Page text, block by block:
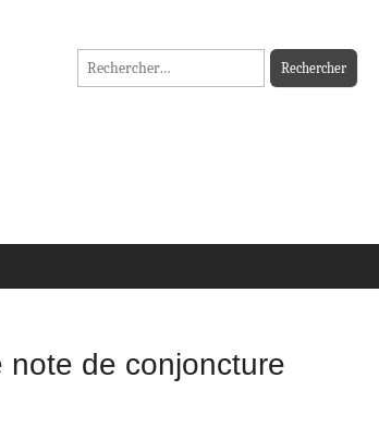
Rechercher :
note de conjoncture